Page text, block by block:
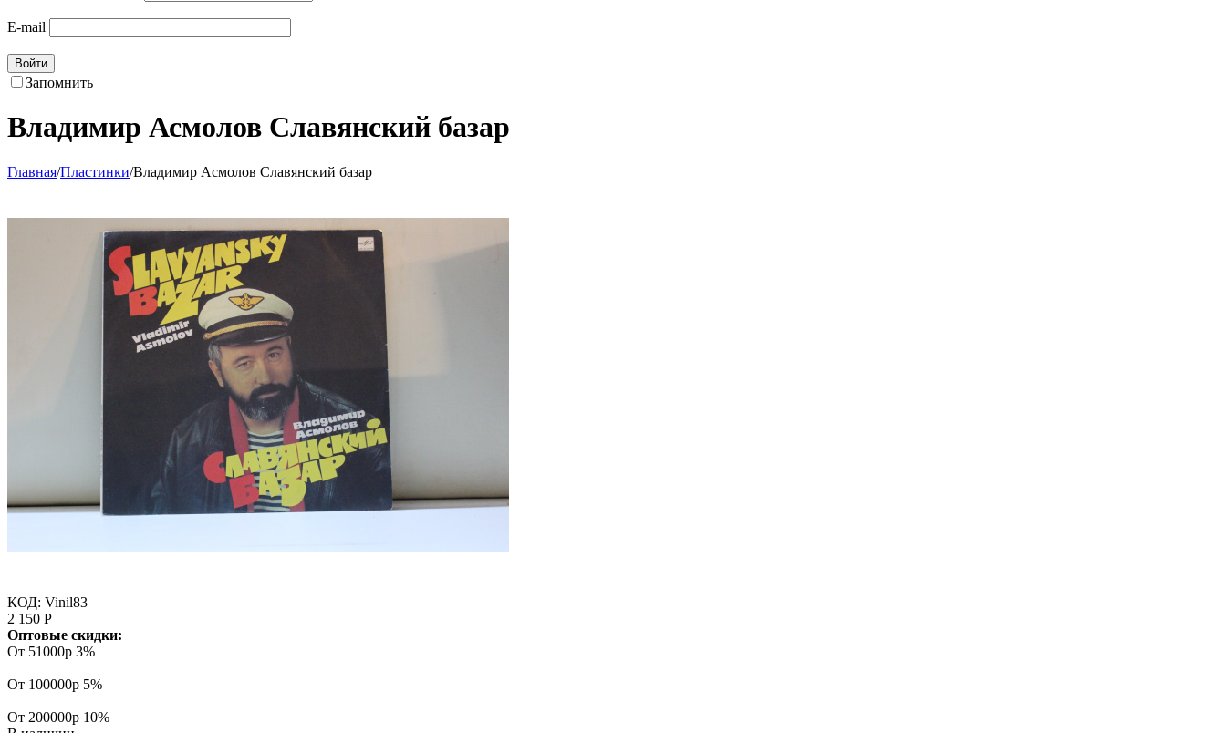
E-mail
Войти
Запомнить
Владимир Асмолов Славянский базар
Главная/Пластинки/Владимир Асмолов Славянский базар
КОД: Vinil83
2 150 Р
Оптовые скидки:
От 51000р 3%
От 100000р 5%
От 200000р 10%